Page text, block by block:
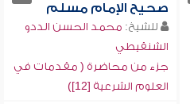
صحيح الإمام مسلم
للشيخ: محمد الحسن الددو
الشنقيطي
جزء من محاضرة ( مقدمات في
العلوم الشرعية [12])